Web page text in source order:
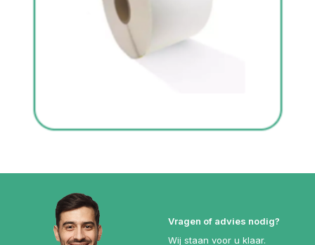
Vragen of advies nodig?
Wij staan voor u klaar.